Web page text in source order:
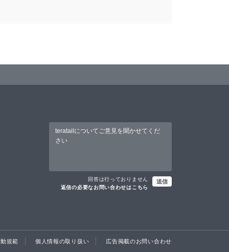
回答は行っておりません
返信の必要なお問い合わせはこちら
送信
規範 個人情報の取り扱い 広告掲載のお問い合わせ